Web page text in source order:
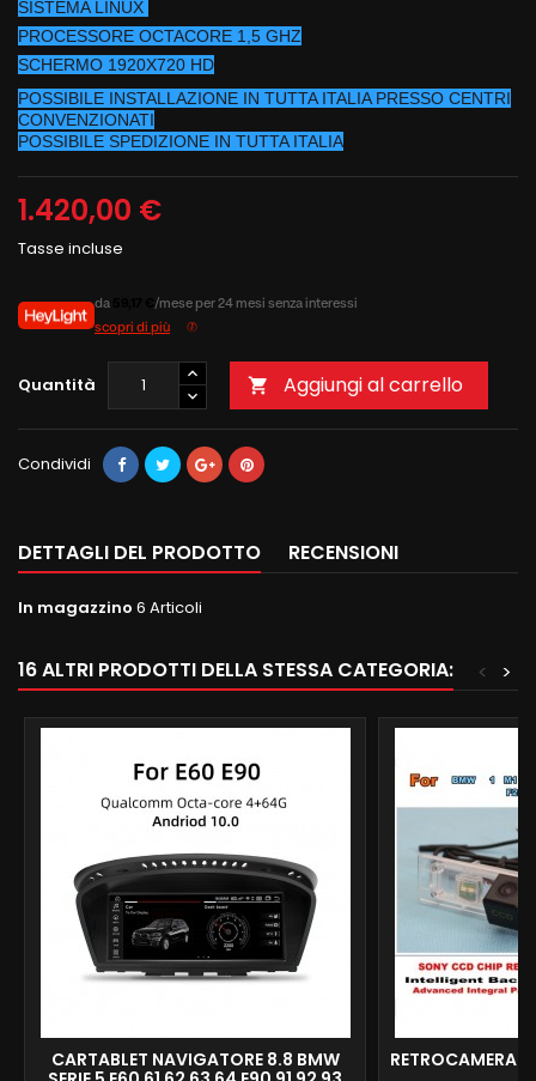
SISTEMA LINUX
PROCESSORE OCTACORE 1,5 GHZ
SCHERMO 1920X720 HD
POSSIBILE INSTALLAZIONE IN TUTTA ITALIA PRESSO CENTRI
CONVENZIONATI
POSSIBILE SPEDIZIONE IN TUTTA ITALIA
1.420,00 €
Tasse incluse
da
/mese per 24 mesi senza interessi
scopri di più
Quantità  Aggiungi al carrello
Condividi
DETTAGLI DEL PRODOTTO RECENSIONI
In magazzino 6 Articoli
16 ALTRI PRODOTTI DELLA STESSA CATEGORIA: >
<
CARTABLET NAVIGATORE 8.8 BMW
RETROCAMERA